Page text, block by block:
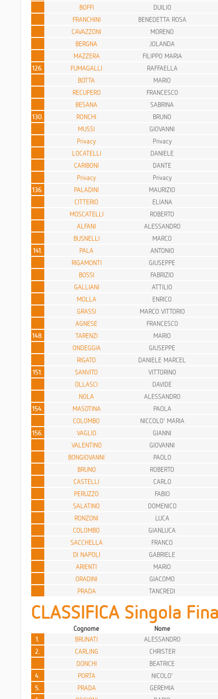
BOFFI
DUILIO
FRANCHINI
BENEDETTA ROSA
CAVAZZONI
MORENO
BERGNA
JOLANDA
MAZZERA
FILIPPO MARIA
126.
FUMAGALLI
RAFFAELLA
BOTTA
MARIO
RECUPERO
FRANCESCO
BESANA
SABRINA
130.
RONCHI BRUNO
MUSSI
GIOVANNI
Privacy
Privacy
LOCATELLI
DANIELE
CARIBONI
DANTE
Privacy
Privacy
136.
PALADINI
MAURIZIO
CITTERIO
ELIANA
MOSCATELLI
ROBERTO
ALFANI
ALESSANDRO
BUSNELLI
MARCO
141.
PALA
ANTONIO
RIGAMONTI
GIUSEPPE
BOSSI
FABRIZIO
GALLIANI
ATTILIO
MOLLA
ENRICO
GRASSI
MARCO VITTORIO
AGNESE
FRANCESCO
148.
TARENZI
MARIO
ONDEGGIA
GIUSEPPE
RIGATO
DANIELE MARCEL
151.
SANVITO
VITTORINO
OLLASCI
DAVIDE
NOLA
ALESSANDRO
154.
MASOTINA
PAOLA
COLOMBO
NICCOLO' MARIA
156.
VAGLIO
GIANNI
VALENTINO
GIOVANNI
BONGIOVANNI
PAOLO
BRUNO
ROBERTO
CASTELLI
CARLO
PERUZZO
FABIO
SALATINO
DOMENICO
RONZONI
LUCA
COLOMBO
GIANLUCA
SACCHELLA
FRANCO
DI NAPOLI
GABRIELE
ARIENTI
MARIO
ORADINI
GIACOMO
PRADA
TANCREDI
CLASSIFICA Singola
Cognome
Nome
1.
BRUNATI
ALESSANDRO
2.
CARLING
CHRISTER
DONCHI
BEATRICE
4.
PORTA
NICOLO'
5.
PRADA
GEREMIA